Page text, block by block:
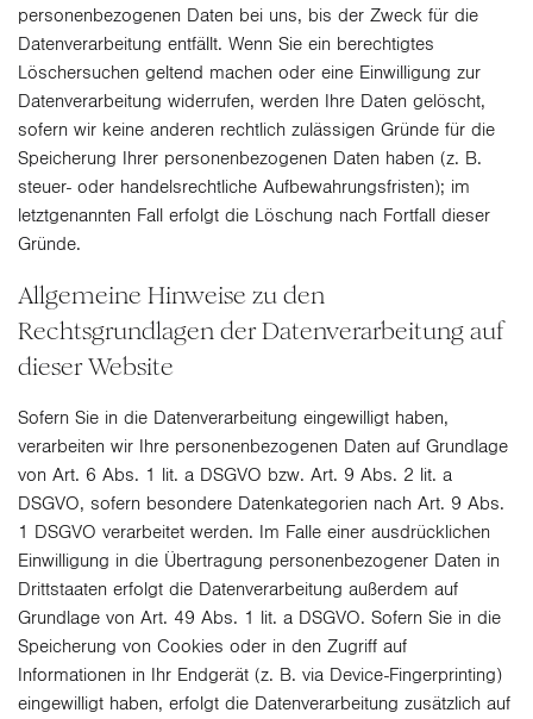
personenbezogenen Daten bei uns, bis der Zweck für die
Datenverarbeitung entfällt. Wenn Sie ein berechtigtes
Löschersuchen geltend machen oder eine Einwilligung zur
Datenverarbeitung widerrufen, werden Ihre Daten gelöscht,
sofern wir keine anderen rechtlich zulässigen Gründe für die
Speicherung Ihrer personenbezogenen Daten haben (z. B.
steuer- oder handelsrechtliche Aufbewahrungsfristen); im
letztgenannten Fall erfolgt die Löschung nach Fortfall dieser
Gründe.
Allgemeine Hinweise zu den
Rechtsgrundlagen der Datenverarbeitung auf
dieser Website
Sofern Sie in die Datenverarbeitung eingewilligt haben,
verarbeiten wir Ihre personenbezogenen Daten auf Grundlage
von Art. 6 Abs. 1 lit. a DSGVO bzw. Art. 9 Abs. 2 lit. a
DSGVO, sofern besondere Datenkategorien nach Art. 9 Abs.
1 DSGVO verarbeitet werden. Im Falle einer ausdrücklichen
Einwilligung in die Übertragung personenbezogener Daten in
Drittstaaten erfolgt die Datenverarbeitung außerdem auf
Grundlage von Art. 49 Abs. 1 lit. a DSGVO. Sofern Sie in die
Speicherung von Cookies oder in den Zugriff auf
Informationen in Ihr Endgerät (z. B. via Device-Fingerprinting)
eingewilligt haben, erfolgt die Datenverarbeitung zusätzlich auf